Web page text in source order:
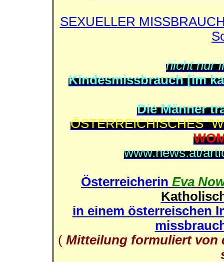
SEXUELLER
nicht nur
Kindesmissbrauch [im
Die Männer
ÖSTERREICHISCHES
www.news.at/
Österreicherin Eva
in einem österreischen
( Mitteilung formuliert von